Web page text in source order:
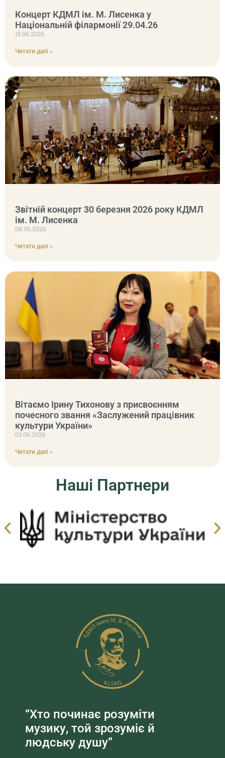
Концерт КДМЛ ім. М. Лисенка у
Національній філармонії 29.04.26
15.06.2026
Читати далі »
Звітній концерт 30 березня 2026 року КДМЛ
ім. М. Лисенка
08.06.2026
Читати далі »
Вітаємо Ірину Тихонову з присвоєнням
почесного звання «Заслужений працівник
культури України»
03.06.2026
Читати далі »
Наші Партнери
“Хто починає розуміти
музику, той зрозуміє й
людську душу”